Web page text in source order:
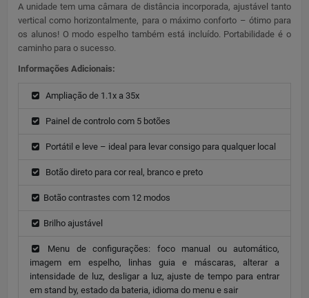
A unidade tem uma câmara de distância incorporada, ajustável tanto
vertical como horizontalmente, para o máximo conforto – ótimo para
os alunos! O modo espelho também está incluído. Portabilidade é o
caminho para o sucesso.
Informações Adicionais:
Ampliação de 1.1x a 35x
Painel de controlo com 5 botões
Portátil e leve – ideal para levar consigo para qualquer local
Botão direto para cor real, branco e preto
Botão contrastes com 12 modos
Brilho ajustável
Menu de configurações: foco manual ou automático,
imagem em espelho, linhas guia e máscaras, alterar a
intensidade de luz, desligar a luz, ajuste de tempo para entrar
em stand by, estado da bateria, idioma do menu e sair